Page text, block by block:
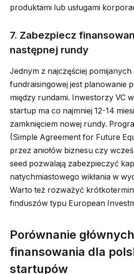
produktami lub usługami
7. Zabezpiecz
następnej rundy
Jednym z najczęściej
fundraisingowej jest planowanie
między rundami. Inwestorzy VC
startup ma co najmniej 12-14
zamknięciem nowej rundy.
(Simple Agreement for Future
przez aniołów biznesu czy
seed pozwalają zabezpieczyć
natychmiastowego wikłania w
Warto też rozważyć
finduszów typu European
Porównanie
finansowania dla
startupów